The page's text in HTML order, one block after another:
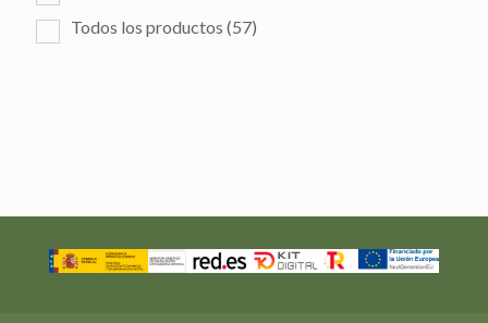
Todos los productos (57)